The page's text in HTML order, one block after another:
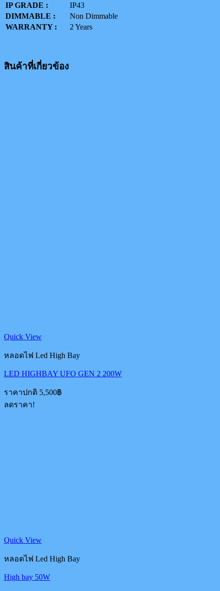
IP GRADE :
IP43
DIMMABLE :
Non Dimmable
WARRANTY :
2 Years
สินค้าที่เกี่ยวข้อง
Quick View
หลอดไฟ Led High Bay
LED HIGHBAY UFO GEN 2 200W
ราคาปกติ 5,500฿
ลดราคา!
Quick View
หลอดไฟ Led High Bay
High bay 50W